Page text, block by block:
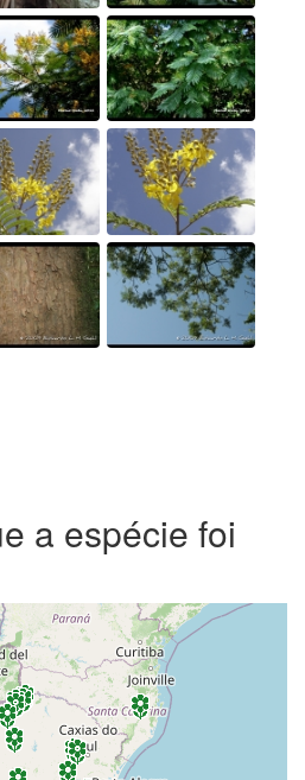
a espécie foi